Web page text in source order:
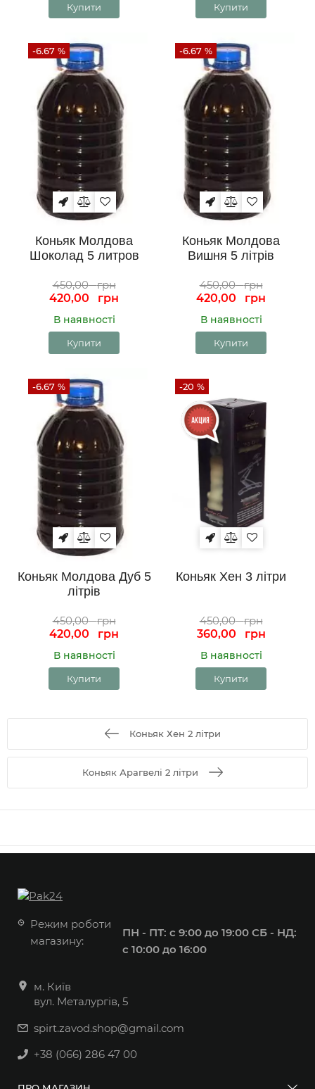
Купити Купити
-6.67 %
Коньяк Молдова
Шоколад 5 литров
450,00
грн
420,00
грн
В наявності
Купити
-6.67 %
Коньяк Молдова
Вишня 5 літрів
450,00
грн
420,00
грн
В наявності
Купити
-6.67 %
Коньяк Молдова Дуб 5
літрів
450,00
грн
420,00
грн
В наявності
Купити
-20 %
Коньяк Хен 3 літри
450,00
грн
360,00
грн
В наявності
Купити
Коньяк Хен 2 літри
Коньяк Арагвелі 2 літри
Режим роботи
магазину:
ПН - ПТ: с 9:00 до 19:00 СБ - НД:
с 10:00 до 16:00
м. Київ
вул. Металургів, 5
spirt.zavod.shop@gmail.com
+38 (066) 286 47 00